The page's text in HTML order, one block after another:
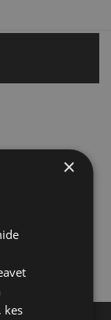
×
kes